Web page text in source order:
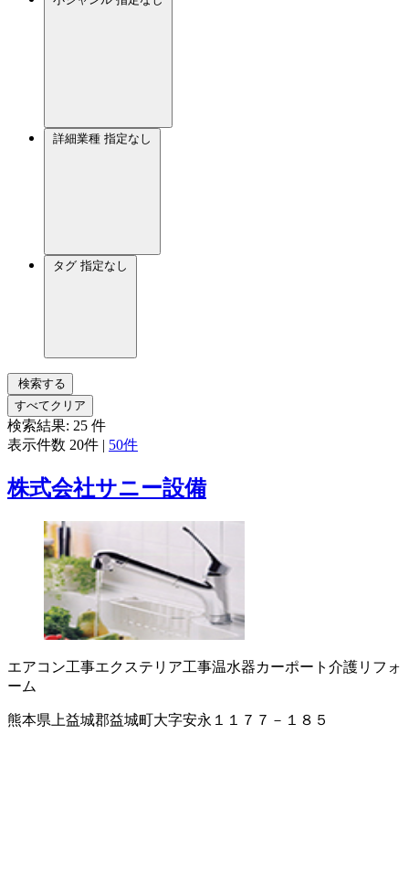
詳細業種 指定なし
タグ 指定なし
検索する
すべてクリア
検索結果: 25 件
表示件数 20件 | 50件
株式会社サニー設備
エアコン工事エクステリア工事温水器カーポート 介護リフォ
ーム
熊本県上益城郡益城町大字安永１１７７－１８５